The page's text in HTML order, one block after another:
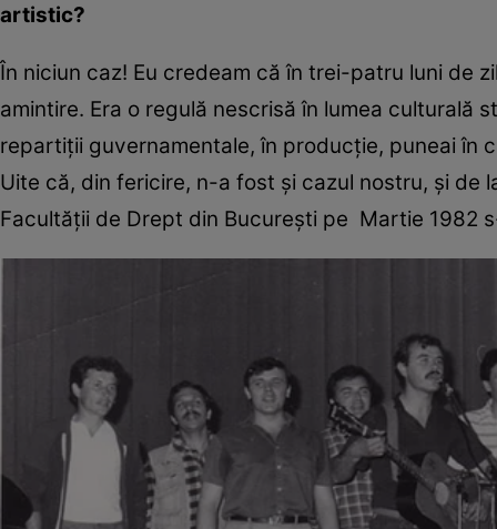
artistic?
În niciun caz! Eu credeam că în trei-patru luni de
amintire. Era o regulă nescrisă în lumea
repartiții guvernamentale, în producție, puneai în
Uite că, din fericire, n-a fost și cazul nostru, și de
Facultății de Drept din București pe Martie 1982